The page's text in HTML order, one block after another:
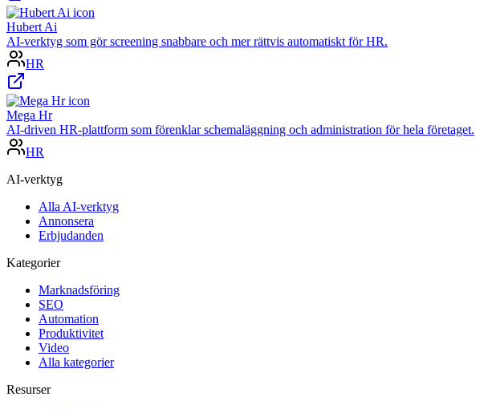
Hubert Ai
AI-verktyg som gör screening snabbare och mer rättvis automatiskt för HR.
HR
Mega Hr
AI-driven HR-plattform som förenklar schemaläggning och administration för hela företaget.
HR
AI-verktyg
Alla AI-verktyg
Annonsera
Erbjudanden
Kategorier
Marknadsföring
SEO
Automation
Produktivitet
Video
Alla kategorier
Resurser